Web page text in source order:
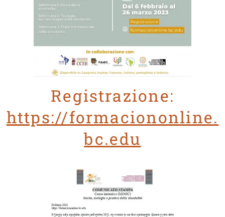
Registrazione:
https://formaciononline.
bc.edu